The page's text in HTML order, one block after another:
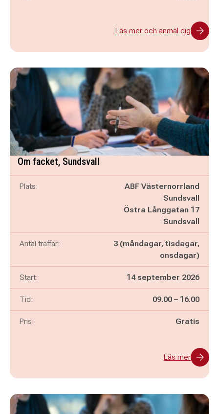
Läs mer och anmäl dig
Om facket, Sundsvall
Plats:
ABF Västernorrland
Sundsvall
Östra Långgatan 17
Sundsvall
Antal träffar:
3 (måndagar, tisdagar,
onsdagar)
Start: 14 september 2026
Tid: Pågår mellan
09.00 – och
16.00
Pris: Gratis
Läs mer